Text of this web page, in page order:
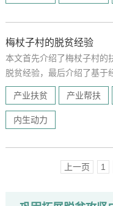
梅杖子村的脱贫经验
本文首先介绍了梅杖子村的
脱贫经验，最后介绍了基于
产业扶贫 产业帮扶
内生动力
上一页 1